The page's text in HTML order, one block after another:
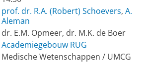
prof. dr. R.A. (Robert) Schoevers, A.
Aleman
dr. E.M. Opmeer, dr. M.K. de Boer
Academiegebouw RUG
Medische Wetenschappen / UMCG